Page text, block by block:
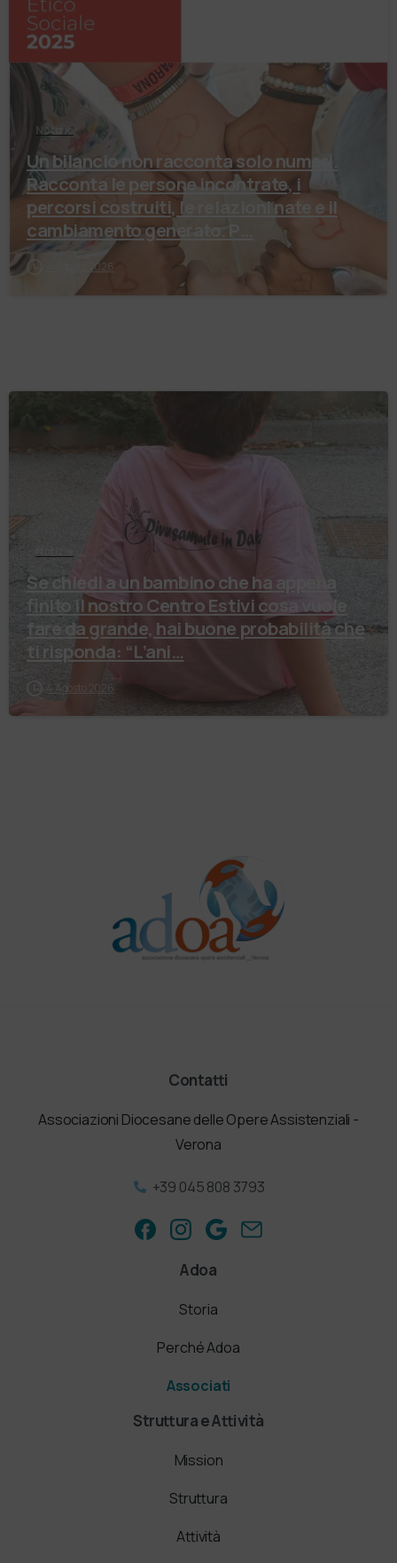
Notizie
Un bilancio non racconta solo numeri.
Racconta le persone incontrate, i
percorsi costruiti, le relazioni nate e il
4 Agosto 2026
Se chiedi a un bambino che ha appena
finito il nostro Centro Estivi cosa vuole
fare da grande, hai buone probabilità che
ti risponda: “L’ani…
4 Agosto 2026
Contatti
Associazioni Diocesane delle Opere Assistenziali -
Verona
+39 045 808 3793
Adoa
Storia
Perché Adoa
Associati
Struttura e Attività
Mission
Struttura
Attività